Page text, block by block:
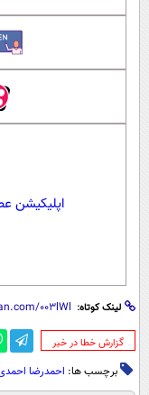
اپلیکیشن
لینک کوتاه:
‌گزارش خطا در خبر
برچسب ها: احمدرضا